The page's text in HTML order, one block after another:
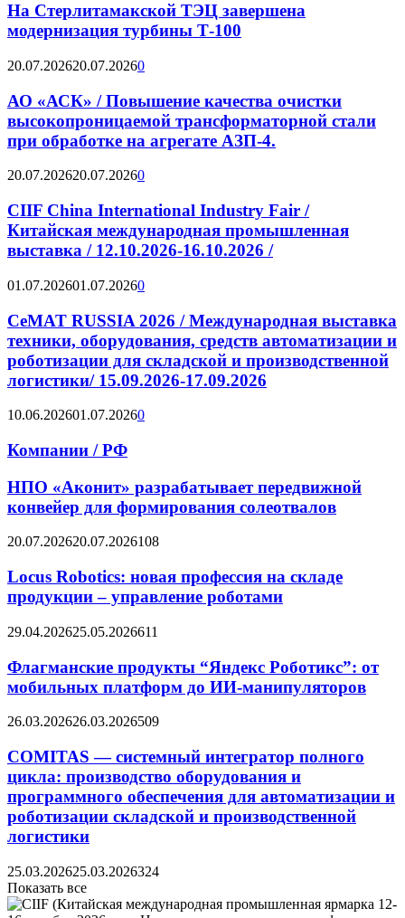
На Стерлитамакской ТЭЦ завершена
модернизация турбины Т-100
20.07.202620.07.20260
АО «АСК» / Повышение качества очистки
высокопроницаемой трансформаторной стали
при обработке на агрегате АЗП-4.
20.07.202620.07.20260
CIIF China International Industry Fair /
Китайская международная промышленная
выставка / 12.10.2026-16.10.2026 /
01.07.202601.07.20260
CeMAT RUSSIA 2026 / Международная выставка
техники, оборудования, средств автоматизации и
роботизации для складской и производственной
логистики/ 15.09.2026-17.09.2026
10.06.202601.07.20260
Компании / РФ
НПО «Аконит» разрабатывает передвижной
конвейер для формирования солеотвалов
20.07.202620.07.2026108
Locus Robotics: новая профессия на складе
продукции – управление роботами
29.04.202625.05.2026611
Флагманские продукты “Яндекс Роботикс”: от
мобильных платформ до ИИ-манипуляторов
26.03.202626.03.2026509
COMITAS — системный интегратор полного
цикла: производство оборудования и
программного обеспечения для автоматизации и
роботизации складской и производственной
логистики
25.03.202625.03.2026324
Показать все